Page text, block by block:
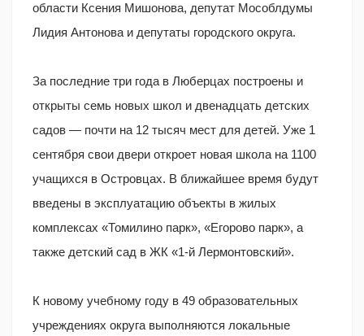
области Ксения Мишонова, депутат Мособлдумы
Лидия Антонова и депутаты городского округа.
За последние три года в Люберцах построены и
открыты семь новых школ и двенадцать детских
садов — почти на 12 тысяч мест для детей. Уже 1
сентября свои двери откроет новая школа на 1100
учащихся в Островцах. В ближайшее время будут
введены в эксплуатацию объекты в жилых
комплексах «Томилино парк», «Егорово парк», а
также детский сад в ЖК «1-й Лермонтовский».
К новому учебному году в 49 образовательных
учреждениях округа выполняются локальные